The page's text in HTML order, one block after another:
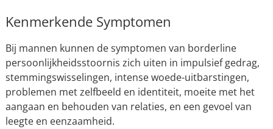
Kenmerkende Symptomen
Bij mannen kunnen de symptomen van borderline
persoonlijkheidsstoornis zich uiten in impulsief gedrag,
stemmingswisselingen, intense woede-uitbarstingen,
problemen met zelfbeeld en identiteit, moeite met het
aangaan en behouden van relaties, en een gevoel van
leegte en eenzaamheid.